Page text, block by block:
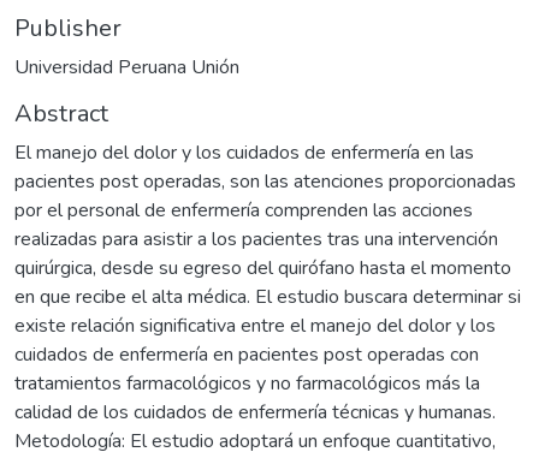
Publisher
Universidad Peruana Unión
Abstract
El manejo del dolor y los cuidados de enfermería en las
pacientes post operadas, son las atenciones proporcionadas
por el personal de enfermería comprenden las acciones
realizadas para asistir a los pacientes tras una intervención
quirúrgica, desde su egreso del quirófano hasta el momento
en que recibe el alta médica. El estudio buscara determinar si
existe relación significativa entre el manejo del dolor y los
cuidados de enfermería en pacientes post operadas con
tratamientos farmacológicos y no farmacológicos más la
calidad de los cuidados de enfermería técnicas y humanas.
Metodología: El estudio adoptará un enfoque cuantitativo,